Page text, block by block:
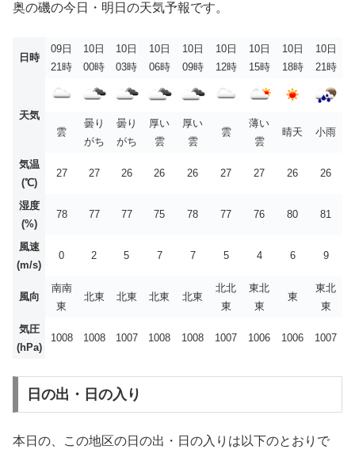
奥の磯の今日・明日の天気予報です。
日時
09日
21時
10日
00時
10日
03時
10日
06時
10日
09時
10日
12時
10日
15時
10日
18時
10日
21時
天気
雲
曇り
がち
曇り
がち
厚い
雲
厚い
雲
雲
薄い
雲
晴天 小雨
気温
(℃)
27 27 26 26 26 27 27 26 26
湿度
(%)
78 77 77 75 78 77 76 80 81
風速
(m/s)
0 2 5 7 7 5 4 6 9
風向
南南
東
北東 北東 北東 北東
北北
東
東北
東
東
東北
東
気圧
(hPa)
1008 1008 1007 1008 1008 1007 1006 1006 1007
日の出・日の入り
本日の、この地区の日の出・日の入りは以下のとおりで